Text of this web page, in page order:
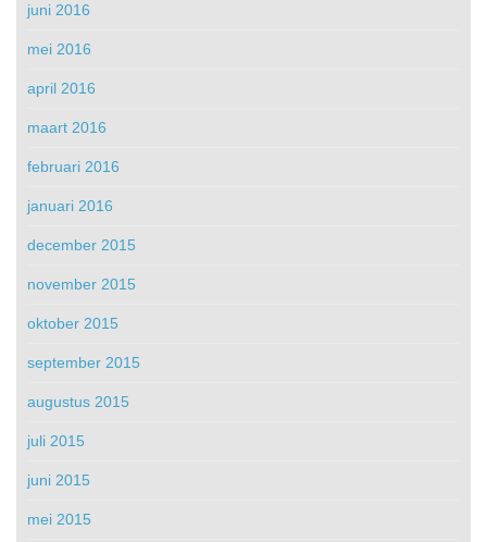
juni 2016
mei 2016
april 2016
maart 2016
februari 2016
januari 2016
december 2015
november 2015
oktober 2015
september 2015
augustus 2015
juli 2015
juni 2015
mei 2015